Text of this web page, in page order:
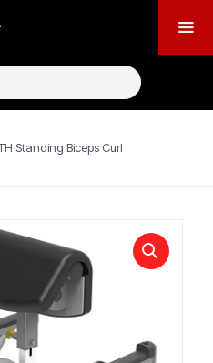
Standing Biceps Curl